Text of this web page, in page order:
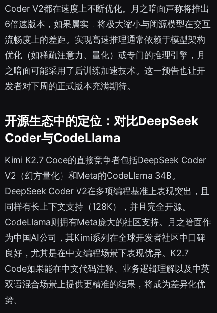
Coder V2都在速度上不断优化。月之暗面声称将推出
6倍速版本，如果属实，将极大缩小与闭源模型在交互
流畅度上的差距。实现高速推理通常依赖于模型架构
优化（如稀疏注意力、量化）或专门的推理引擎，月
之暗面可能采用了后训练加速技术。这一预告也让开
发者对下周的正式版本充满期待。
开源生态中的定位：对比DeepSeek
Coder与CodeLlama
Kimi K2.7 Code的直接竞争者包括DeepSeek Coder
V2（幻方量化）和Meta的CodeLlama 34B。
DeepSeek Coder V2在多项编程基准上表现突出，且
同样有长上下文支持（128K），并且完全开源。
CodeLlama则拥有Meta庞大的社区支持。月之暗面作
为中国AI公司，其Kimi系列在全球开发者社区中口碑
良好，尤其是在中文编程场景下表现优异。K2.7
Code如果能在中文代码注释、业务逻辑理解以及中英
双语混合场景上提供更精准的结果，将成为差异化优
势。